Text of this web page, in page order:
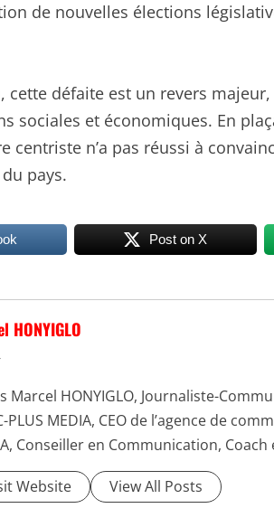
de nouvelles élections
, cette défaite est un revers
sociales et économiques. En
centriste n’a pas réussi à
pays.
Post on X
HONYIGLO
Marcel HONYIGLO, Journaliste-
PLUS MEDIA, CEO de l’agence de
Conseiller en Communication,
Website View All Posts